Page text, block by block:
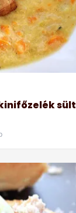
sült